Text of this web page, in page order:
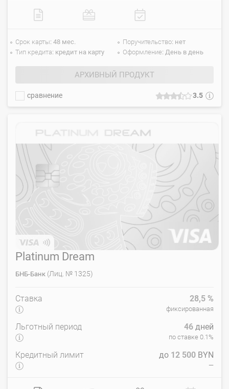
3.5
сравнение
АРХИВНЫЙ ПРОДУКТ
Срок карты 48 мес.
Тип кредита кредит на карту
Поручительство нет
Оформление День в день
Platinum Dream
БНБ-Банк (Лиц. № 1325)
Ставка 28,5 %
фиксированная
Льготный период 46 дней
по ставке 0.1%
Кредитный лимит до 12 500 BYN
—